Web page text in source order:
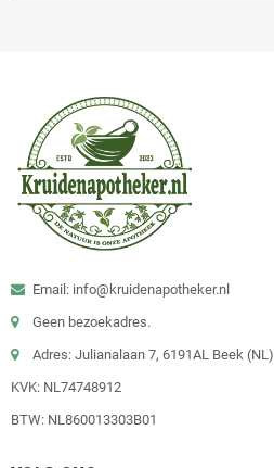
Email: info@kruidenapotheker.nl
Geen bezoekadres.
Adres: Julianalaan 7, 6191AL Beek (NL)
KVK: NL74748912
BTW: NL860013303B01